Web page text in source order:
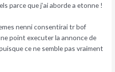
parce que j’ai aborde a etonne !
nenni consentirai tr bof
point executer la annonce de
ce ne semble pas vraiment